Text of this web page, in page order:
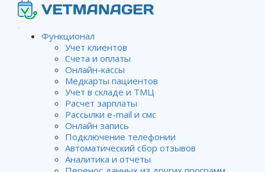
Функционал
Учет клиентов
Счета и оплаты
Онлайн-кассы
Медкарты пациентов
Учет в складе и ТМЦ
Расчет зарплаты
Рассылки e-mail и смс
Онлайн запись
Подключение телефонии
Автоматический сбор отзывов
Аналитика и отчеты